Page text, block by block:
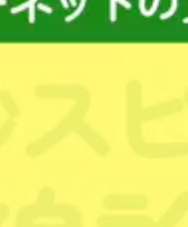
2,200円